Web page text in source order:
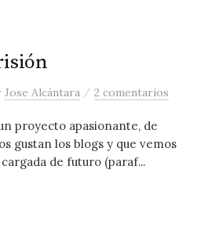
Jose Alcántara /2 comentarios
proyecto apasionante, de
gustan los blogs y que vemos
de futuro (paraf...